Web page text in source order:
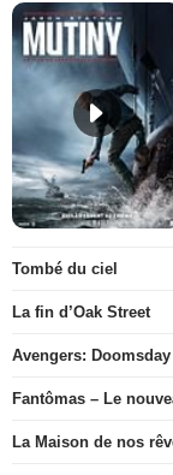
Tombé du ciel
La fin d’Oak Street
Avengers: Doomsday
Fantômas – Le
La Maison de nos